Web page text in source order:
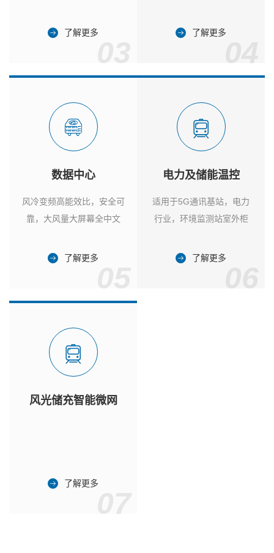
了解更多 了解更多
数据中心
风冷变频高能效比，安全可
靠，大风量大屏幕全中文
了解更多
电力及储能温控
适用于5G通讯基站，电力
行业，环境监测站室外柜
了解更多
风光储充智能微网
了解更多